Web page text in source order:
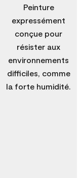
Peinture
expressément
conçue pour
résister aux
environnements
difficiles, comme
la forte humidité.